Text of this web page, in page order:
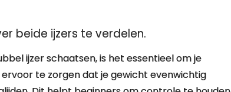
beide ijzers te verdelen.
ijzer schaatsen, is het essentieel om je
te zorgen dat je gewicht evenwichtig